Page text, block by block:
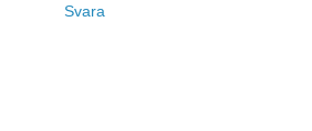
Svara